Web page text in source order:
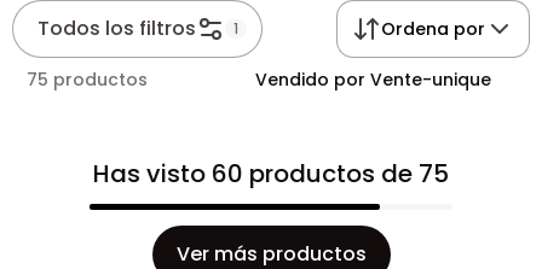
Todos los filtros 1 Ordena por
75 productos Vendido por Vente-unique
Has visto 60 productos de 75
Ver más productos